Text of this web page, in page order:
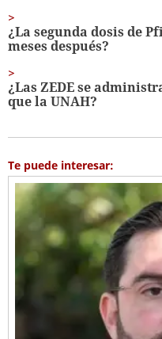
¿La segunda dosis de
meses después?
¿Las ZEDE se
que la UNAH?
Te puede interesar: